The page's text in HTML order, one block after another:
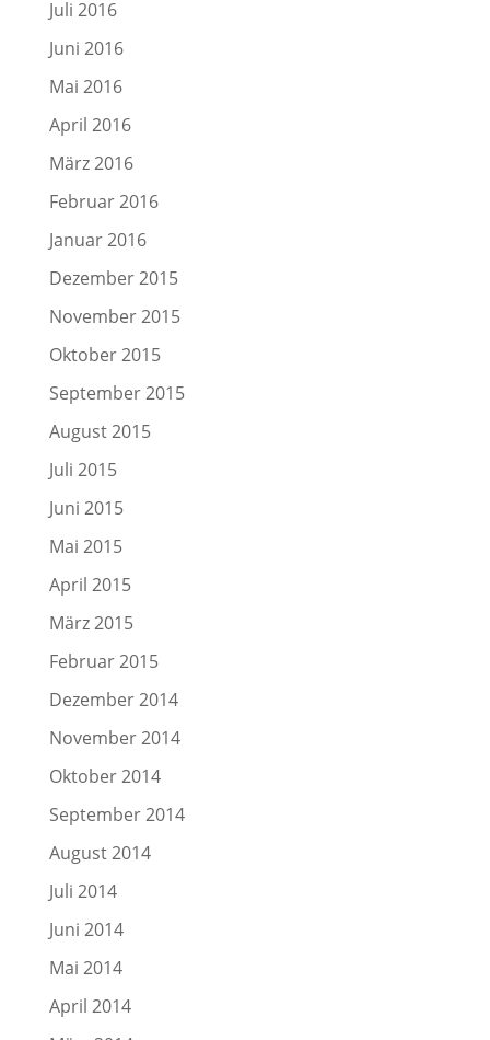
Juli 2016
Juni 2016
Mai 2016
April 2016
März 2016
Februar 2016
Januar 2016
Dezember 2015
November 2015
Oktober 2015
September 2015
August 2015
Juli 2015
Juni 2015
Mai 2015
April 2015
März 2015
Februar 2015
Dezember 2014
November 2014
Oktober 2014
September 2014
August 2014
Juli 2014
Juni 2014
Mai 2014
April 2014